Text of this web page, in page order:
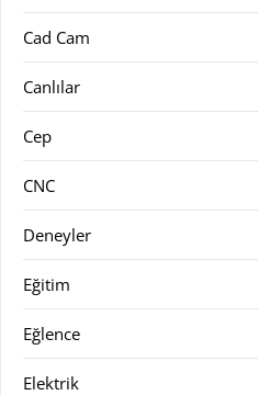
Cad Cam
Canlılar
Cep
CNC
Deneyler
Eğitim
Eğlence
Elektrik